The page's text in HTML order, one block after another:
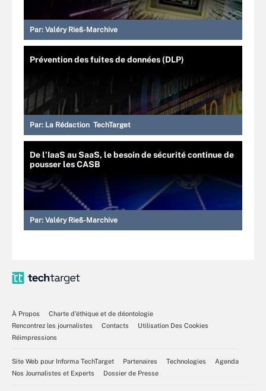
Par: Valéry Rieß-Marchive
Prévention des fuites de données (DLP)
Par: La Rédaction TechTarget
De l’IaaS au SaaS, le besoin de sécurité continue de
pousser les CASB
Par: Valéry Rieß-Marchive
À Propos
Charte d’éthique et de déontologie
Rencontrez les journalistes
Contacts
Utilisation Des Cookies
Réimpressions
Site Web pour Informa TechTarget Partenaires Technologies
Agenda
Nos Journalistes et Experts
Dossier de Presse